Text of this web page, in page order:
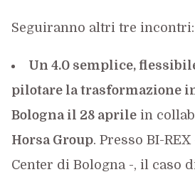
Seguiranno altri tre incontri:
Un 4.0 semplice,
pilotare la trasformazione
Bologna il 28 aprilein
Horsa Group. Presso BI-
Center di Bologna -, il caso